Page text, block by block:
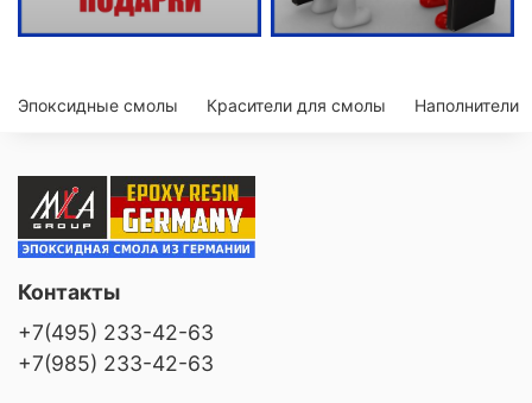
Эпоксидные смолы Красители для смолы Наполнители
Контакты
+7(495) 233-42-63
+7(985) 233-42-63